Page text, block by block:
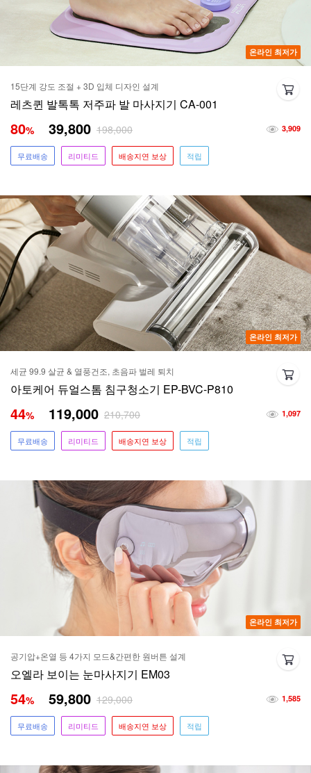
온라인 최저가
15단계 강도 조절 + 3D 입체 디자인 설계
레츠퀸 발톡톡 저주파 발 마사지기 CA-001
3,909
80% 39,800 198,000
무료배송 리미티드 배송지연 보상 적립
온라인 최저가
세균 99.9 살균 & 열풍건조, 초음파 벌레 퇴치
아토케어 듀얼스톰 침구청소기 EP-BVC-P810
1,097
44% 119,000 210,700
무료배송 리미티드 배송지연 보상 적립
온라인 최저가
공기압+온열 등 4가지 모드&간편한 원버튼 설계
오엘라 보이는 눈마사지기 EM03
1,585
54% 59,800 129,000
무료배송 리미티드 배송지연 보상 적립